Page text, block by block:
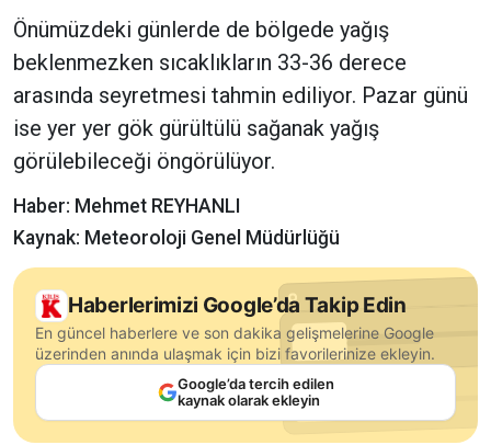
Önümüzdeki günlerde de bölgede yağış
beklenmezken sıcaklıkların 33-36 derece
arasında seyretmesi tahmin ediliyor. Pazar günü
ise yer yer gök gürültülü sağanak yağış
görülebileceği öngörülüyor.
Haber: Mehmet REYHANLI
Kaynak: Meteoroloji Genel Müdürlüğü
Haberlerimizi Google’da Takip Edin
En güncel haberlere ve son dakika gelişmelerine Google
üzerinden anında ulaşmak için bizi favorilerinize ekleyin.
Google’da tercih edilen
kaynak olarak ekleyin